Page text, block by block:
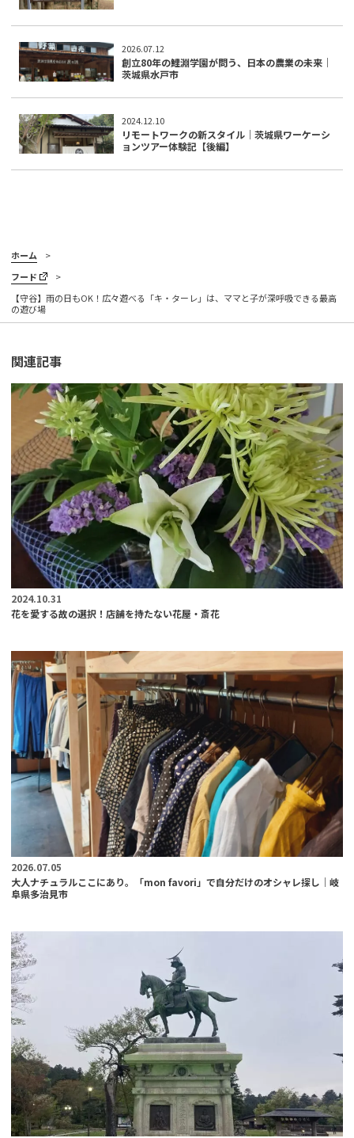
2026.07.12
創立80年の鯉淵学園が問う、日本の農業の未来｜
茨城県水戸市
2024.12.10
リモートワークの新スタイル｜茨城県ワーケーシ
ョンツアー体験記【後編】
ホーム
フード
【守谷】雨の日もOK！広々遊べる「キ・ターレ」は、ママと子が深呼吸できる最高
の遊び場
関連記事
2024.10.31
花を愛する故の選択！店舗を持たない花屋・斎花
2026.07.05
大人ナチュラルここにあり。「mon favori」で自分だけのオシャレ探し｜岐
阜県多治見市